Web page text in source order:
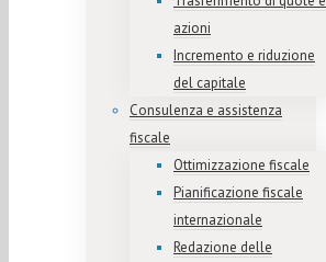
azioni
Incremento e riduzione
del capitale
Consulenza e assistenza
fiscale
Ottimizzazione fiscale
Pianificazione fiscale
internazionale
Redazione delle